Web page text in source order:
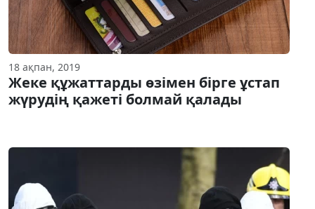
18 ақпан, 2019
Жеке құжаттарды өзімен бірге ұстап
жүрудің қажеті болмай қалады